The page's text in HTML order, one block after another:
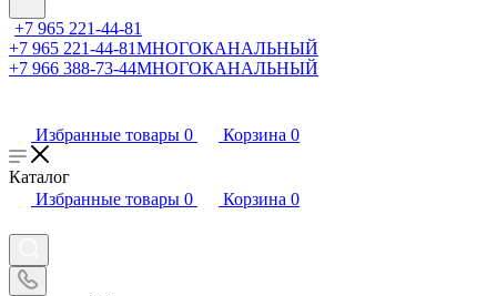
+7 965 221-44-81
+7 965 221-44-81МНОГОКАНАЛЬНЫЙ
+7 966 388-73-44МНОГОКАНАЛЬНЫЙ
Избранные товары 0 Корзина 0
Каталог
Избранные товары 0 Корзина 0